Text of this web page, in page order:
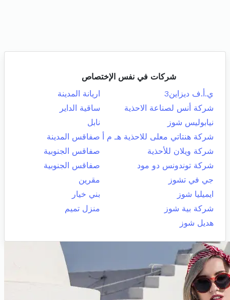
شركات في نفس الإختصاص
ي.أ.ف ديزاين3
اريانة المدينة
شركة أنس لصناعة الاحذية
ساقية الداير
نيابوليس شوز
نابل
شركة هنتاتي معلى للاحذية هـ م أ
صفاقس المدينة
شركة ويلان للأحذية
صفاقس الجنوبية
شركة توندونس دو مود
صفاقس الجنوبية
جي في تشوز
مقرين
ايميليا شوز
بني خيار
شركة بية شوز
منزل تميم
هديل شوز